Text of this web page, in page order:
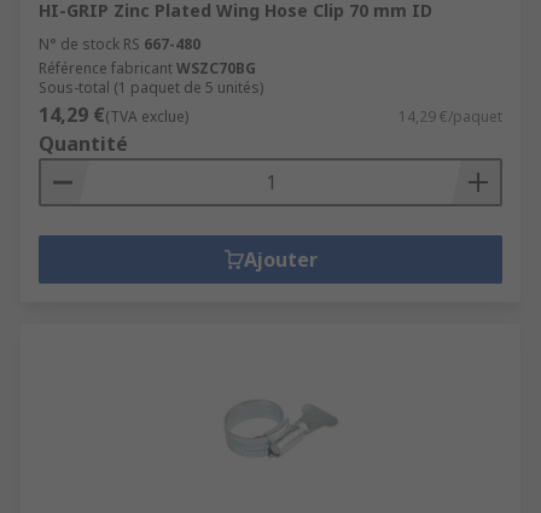
HI-GRIP Zinc Plated Wing Hose Clip 70 mm ID
N° de stock RS 667-480
Référence fabricantWSZC70BG
Sous-total (1 paquet de 5 unités)
14,29 €(TVA exclue) 14,29 €/paquet
Quantité
Ajouter